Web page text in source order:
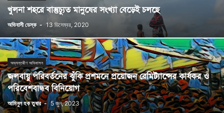
খুলনা শহরে বাস্তুচ্যুত মানুষের সংখ্যা বেড়েই চলছে
অভিবাসী ডেস্ক - 13 ডিসেম্বর, 2020
অভ্যন্তরীণ অভিবাসন
জলবায়ু পরিবর্তনের ঝুঁকি প্রশমনে প্রয়োজন রেমিট্যান্সের কার্যকর ও
পরিবেশবান্ধব বিনিয়োগ
আমিনুল হক তুষার - 5 জুন, 2023